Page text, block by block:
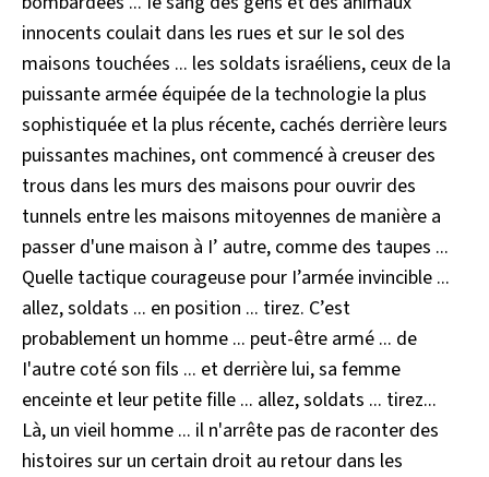
innocents coulait dans les rues et sur Ie sol des
maisons touchées ... les soldats israéliens, ceux de la
puissante armée équipée de la technologie la plus
sophistiquée et la plus récente, cachés derrière leurs
puissantes machines, ont commencé à creuser des
trous dans les murs des maisons pour ouvrir des
tunnels entre les maisons mitoyennes de manière a
passer d'une maison à I’ autre, comme des taupes ...
Quelle tactique courageuse pour I’armée invincible ...
allez, soldats ... en position ... tirez. C’est
probablement un homme ... peut-être armé ... de
I'autre coté son fils ... et derrière lui, sa femme
enceinte et leur petite fille ... allez, soldats ... tirez...
Là, un vieil homme ... il n'arrête pas de raconter des
histoires sur un certain droit au retour dans les